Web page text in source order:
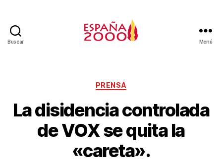
Buscar Menú
PRENSA
La disidencia controlada
de VOX se quita la
«careta».